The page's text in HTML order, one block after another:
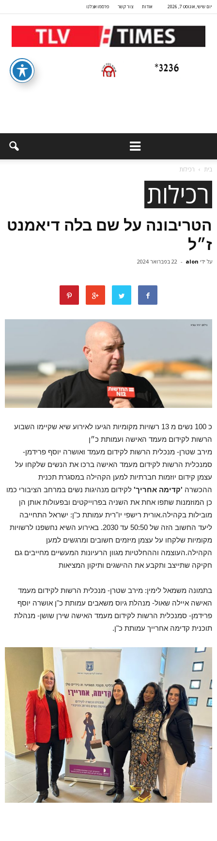
יום שישי, אוגוסט 7, 2026 אודות צור קשר פרסמו אצלנו
בית רכילות
רכילות
הטריבונה על שם בלה דיאמנט
ז״ל
על ידי alon
- 22 בפברואר 2024
כ 100 נשים מ 13 רשויות מקומיות הגיעו לאירוע שיא שקיימו השבוע
הרשות לקידום מעמד האישה ועמותת כ״ן
מירב שטרן- מנכלית הרשות לקידום מעמד ואושרה יוסף פרידמן-
סמנכלית הרשות לקידום מעמד האישה ברכו את הנשים שלקחו על
עצמן קידום יוזמות חברתיות למען הקהילה במסגרת תכנית
ההכשרה 'קדימה אחריך' לקידום מנהיגות נשים במרחב הציבורי כמו
כן המוזמנות שתפו אחת את השניה בפרוייקטים ובפעולות אותן הן
מובילות בקהילה.אורית רישפי יו"רית עמותת כ"ן: ישראל התחייבה
ליעד החשוב הזה של 50:50 עד 2030. באירוע השיא נחשפנו לרשויות
מקומיות שלקחו על עצמן מיזמים חשובים ומרגשים למען
הקהילה.העוצמה וההחלטיות מגוון הרעיונות המעשיים מחייבים גם
חקיקה שתייצב ותקבע את ההישגים ותיקון המציאות
בתמונה משמאל לימין: מירב שטרן- מנכלית הרשות לקידום מעמד
האישה איילה שאול- מנהלת גיוס משאבים עמותת כ"ן אושרה יוסף
פרידמן- סמנכלית הרשות לקידום מעמד האישה שירן שושן- מנהלת
תוכנית קדימה אחרייך עמותת כ"ן.